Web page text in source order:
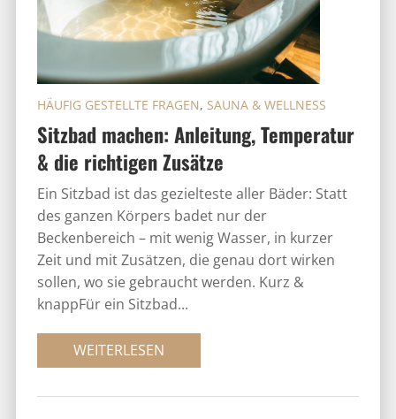
Sitzbad machen: Anleitung, Temperatur
& die richtigen Zusätze
HÄUFIG GESTELLTE FRAGEN, SAUNA & WELLNESS
Ein Sitzbad ist das gezielteste aller Bäder: Statt
des ganzen Körpers badet nur der
Beckenbereich – mit wenig Wasser, in kurzer
Zeit und mit Zusätzen, die genau dort wirken
sollen, wo sie gebraucht werden. Kurz &
knappFür ein Sitzbad...
WEITERLESEN